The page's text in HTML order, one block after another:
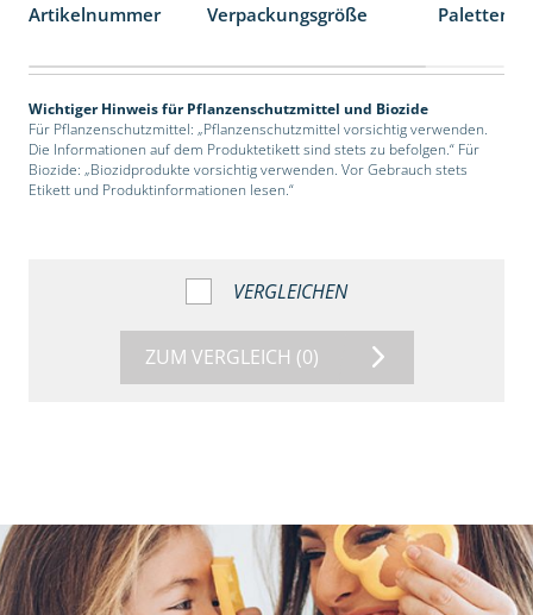
Artikelnummer Verpackungsgröße
Wichtiger Hinweis für Pflanzenschutzmittel und Biozide
Für Pflanzenschutzmittel: „Pflanzenschutzmittel vorsichtig verwenden.
Die Informationen auf dem Produktetikett sind stets zu befolgen.“ Für
Biozide: „Biozidprodukte vorsichtig verwenden. Vor Gebrauch stets
Etikett und Produktinformationen lesen.“
VERGLEICHEN
ZUM VERGLEICH (0)